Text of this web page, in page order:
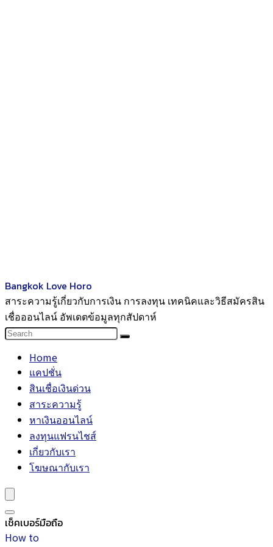
Bangkok Love Horo
สาระความรู้เกี่ยวกับการเงิน การลงทุน เทคนิคและวิธีสมัครสิน
เชื่อออนไลน์ อัพเดตข้อมูลทุกสัปดาห์
Home
แคปชั่น
สินเชื่อเงินด่วน
สาระความรู้
หาเงินออนไลน์
ลงทุนแฟรนไชส์
เกี่ยวกับเรา
โฆษณากับเรา
เช็คเบอร์มือถือ
How to